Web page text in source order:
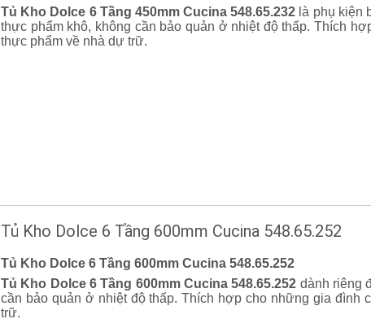
Tủ Kho Dolce 6 Tầng 450mm Cucina 548.65.232 là phụ kiện
thực phẩm khô, không cần bảo quản ở nhiệt độ thấp. Thích
thực phẩm về nhà dự trữ.
Tủ Kho Dolce 6 Tầng 600mm Cucina 548.65.252
Tủ Kho Dolce 6 Tầng 600mm Cucina 548.65.252
Tủ Kho Dolce 6 Tầng 600mm Cucina 548.65.252 dành riêng
cần bảo quản ở nhiệt độ thấp. Thích hợp cho những gia đình
trữ.